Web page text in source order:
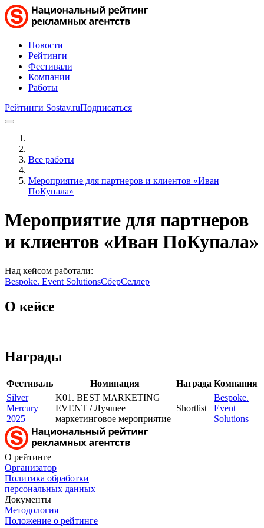
Новости
Рейтинги
Фестивали
Компании
Работы
Рейтинги Sostav.ruПодписаться
Все работы
Мероприятие для партнеров и клиентов «Иван
ПоКупала»
Мероприятие для партнеров
и клиентов «Иван ПоКупала»
Над кейсом работали:
Bespoke. Event SolutionsСберСеллер
О кейсе
Награды
Фестиваль Номинация Награда Компания
Silver
Mercury
2025
K01. BEST MARKETING
EVENT / Лучшее
маркетинговое мероприятие
Shortlist
Bespoke.
Event
Solutions
О рейтинге
Организатор
Политика обработки
персональных данных
Документы
Методология
Положение о рейтинге